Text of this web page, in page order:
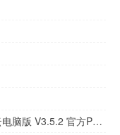
青椒云电脑版 V3.5.2 官方PC版（青椒云电脑版 V3.5.2 官方PC版功能简介）